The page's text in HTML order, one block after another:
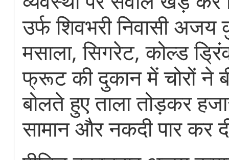
उर्फ शिवभरी निवासी अजय
मसाला, सिगरेट, कोल्ड
फ्रूट की दुकान में चोरों ने
बोलते हुए ताला तोड़कर
सामान और नकदी पार कर